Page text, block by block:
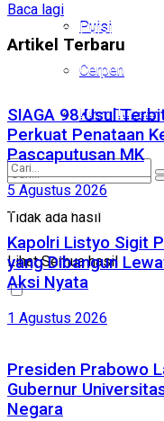
Puisi
Cerpen
Kirim Tulisan
Tidak ada hasil
Lihat Semua hasil
Puisi
Cerpen
Kirim Tulisan
Tidak ada hasil
Lihat Semua hasil
Baca lagi
Artikel Terbaru
SIAGA 98 Usul
Perkuat Penataan
Pascaputusan MK
5 Agustus 2026
Kapolri Listyo Sigit
yang Dibangun
Aksi Nyata
1 Agustus 2026
Presiden Prabowo
Gubernur
Negara